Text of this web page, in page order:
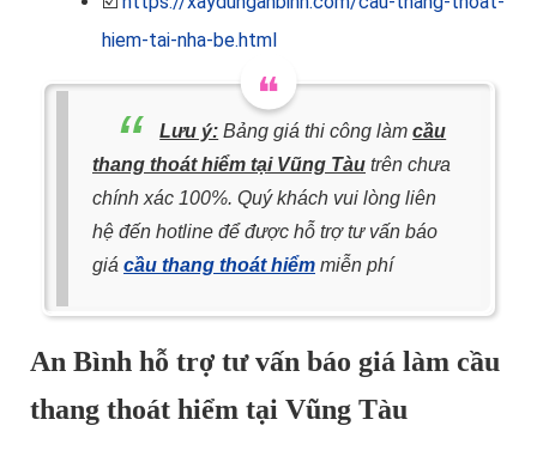
hiem-tai-nha-be.html
Lưu ý: Bảng giá thi công làmcầu
thang thoát hiểm tại Vũng Tàu trên chưa
chính xác 100%. Quý khách vui lòng liên
hệ đến hotline để được hỗ trợ tư vấn báo
giá cầu thang thoát hiểm miễn phí
An Bình hỗ trợ tư vấn báo giá làm cầu
thang thoát hiểm tại Vũng Tàu